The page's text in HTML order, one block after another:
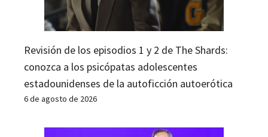
Revisión de los episodios 1 y 2 de The Shards:
conozca a los psicópatas adolescentes
estadounidenses de la autoficción autoerótica
6 de agosto de 2026